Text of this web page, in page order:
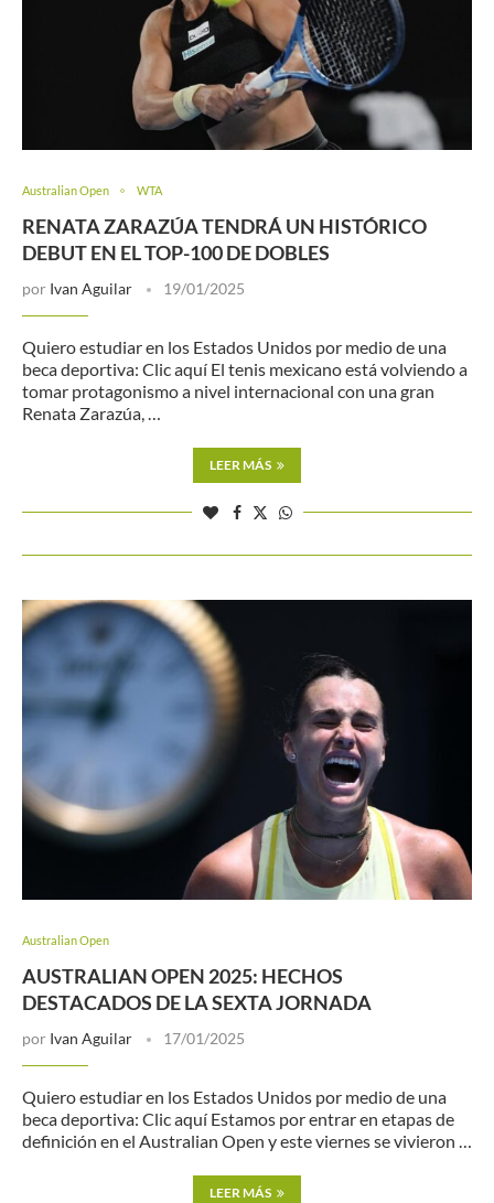
Australian Open WTA
RENATA ZARAZÚA TENDRÁ UN HISTÓRICO
DEBUT EN EL TOP-100 DE DOBLES
por Ivan Aguilar 19/01/2025
Quiero estudiar en los Estados Unidos por medio de una
beca deportiva: Clic aquí El tenis mexicano está volviendo a
tomar protagonismo a nivel internacional con una gran
Renata Zarazúa, …
LEER MÁS
Australian Open
AUSTRALIAN OPEN 2025: HECHOS
DESTACADOS DE LA SEXTA JORNADA
por Ivan Aguilar 17/01/2025
Quiero estudiar en los Estados Unidos por medio de una
beca deportiva: Clic aquí Estamos por entrar en etapas de
definición en el Australian Open y este viernes se vivieron …
LEER MÁS